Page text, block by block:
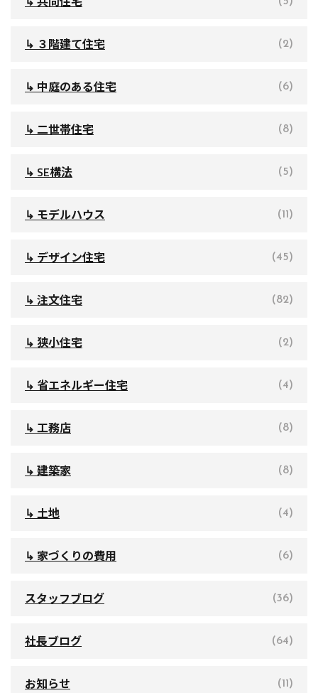
↳ ３階建て住宅 (2)
↳ 中庭のある住宅 (6)
↳ 二世帯住宅 (8)
↳ SE構法 (5)
↳ モデルハウス (11)
↳ デザイン住宅 (45)
↳ 注文住宅 (82)
↳ 狭小住宅 (2)
↳ 省エネルギー住宅 (4)
↳ 工務店 (8)
↳ 建築家 (8)
↳ 土地 (4)
↳ 家づくりの費用 (6)
スタッフブログ (36)
社長ブログ (64)
お知らせ (11)